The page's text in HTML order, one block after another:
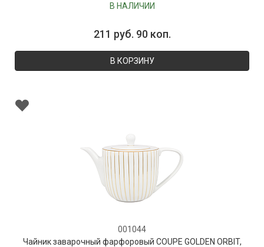
В НАЛИЧИИ
211 руб. 90 коп.
В КОРЗИНУ
001044
Чайник заварочный фарфоровый COUPE GOLDEN ORBIT,